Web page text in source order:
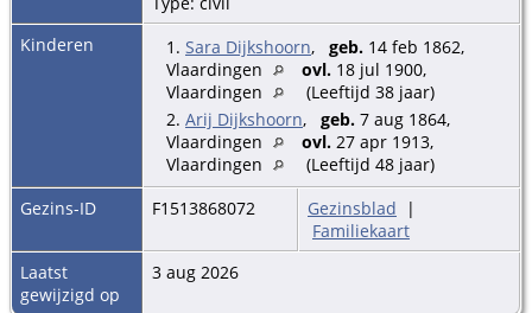
Kinderen
1. Sara Dijkshoorn, geb. 14 feb 1862,
Vlaardingen
ovl. 18 jul 1900,
Vlaardingen
(Leeftijd 38 jaar)
2. Arij Dijkshoorn, geb. 7 aug 1864,
Vlaardingen
ovl. 27 apr 1913,
Vlaardingen
(Leeftijd 48 jaar)
Gezins-ID
F1513868072 Gezinsblad |
Familiekaart
Laatst
gewijzigd op
3 aug 2026